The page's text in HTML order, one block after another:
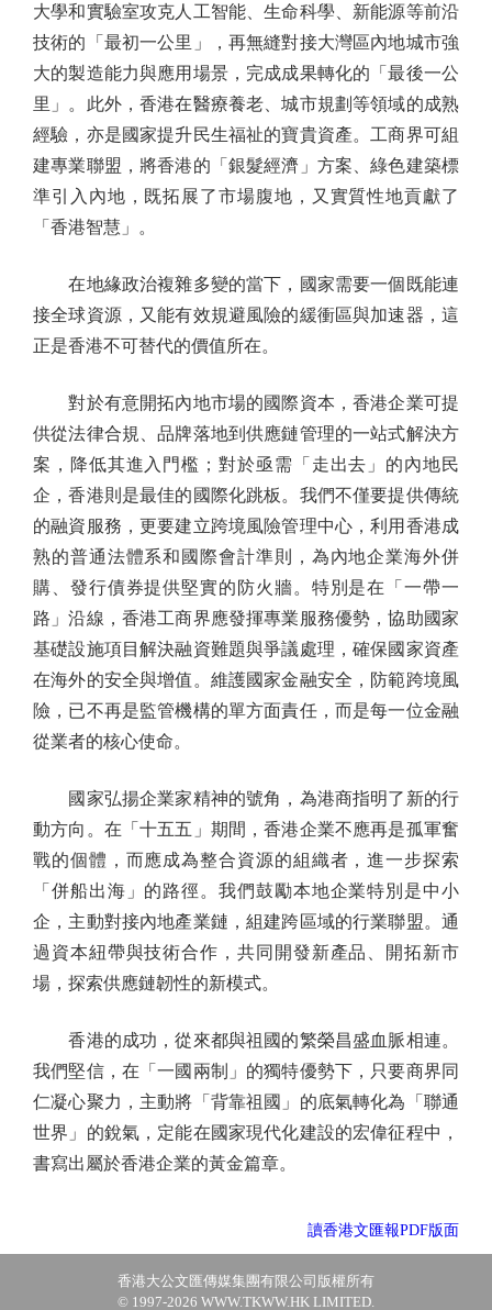
大學和實驗室攻克人工智能、生命科學、新能源等前沿
技術的「最初一公里」，再無縫對接大灣區內地城市強
大的製造能力與應用場景，完成成果轉化的「最後一公
里」。此外，香港在醫療養老、城市規劃等領域的成熟
經驗，亦是國家提升民生福祉的寶貴資產。工商界可組
建專業聯盟，將香港的「銀髮經濟」方案、綠色建築標
準引入內地，既拓展了市場腹地，又實質性地貢獻了
「香港智慧」。
在地緣政治複雜多變的當下，國家需要一個既能連
接全球資源，又能有效規避風險的緩衝區與加速器，這
正是香港不可替代的價值所在。
對於有意開拓內地市場的國際資本，香港企業可提
供從法律合規、品牌落地到供應鏈管理的一站式解決方
案，降低其進入門檻；對於亟需「走出去」的內地民
企，香港則是最佳的國際化跳板。我們不僅要提供傳統
的融資服務，更要建立跨境風險管理中心，利用香港成
熟的普通法體系和國際會計準則，為內地企業海外併
購、發行債券提供堅實的防火牆。特別是在「一帶一
路」沿線，香港工商界應發揮專業服務優勢，協助國家
基礎設施項目解決融資難題與爭議處理，確保國家資產
在海外的安全與增值。維護國家金融安全，防範跨境風
險，已不再是監管機構的單方面責任，而是每一位金融
從業者的核心使命。
國家弘揚企業家精神的號角，為港商指明了新的行
動方向。在「十五五」期間，香港企業不應再是孤軍奮
戰的個體，而應成為整合資源的組織者，進一步探索
「併船出海」的路徑。我們鼓勵本地企業特別是中小
企，主動對接內地產業鏈，組建跨區域的行業聯盟。通
過資本紐帶與技術合作，共同開發新產品、開拓新市
場，探索供應鏈韌性的新模式。
香港的成功，從來都與祖國的繁榮昌盛血脈相連。
我們堅信，在「一國兩制」的獨特優勢下，只要商界同
仁凝心聚力，主動將「背靠祖國」的底氣轉化為「聯通
世界」的銳氣，定能在國家現代化建設的宏偉征程中，
書寫出屬於香港企業的黃金篇章。
讀香港文匯報PDF版面
香港大公文匯傳媒集團有限公司版權所有
© 1997-2026 WWW.TKWW.HK LIMITED.